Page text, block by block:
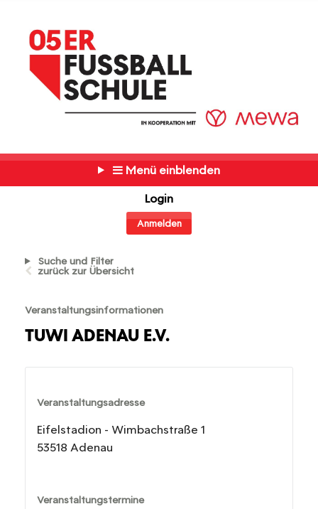
Menü einblenden
Login
Anmelden
Suche und Filter
zurück zur Übersicht
Veranstaltungsinformationen
TUWI ADENAU E.V.
Veranstaltungsadresse
Eifelstadion - Wimbachstraße 1
53518 Adenau
Veranstaltungstermine